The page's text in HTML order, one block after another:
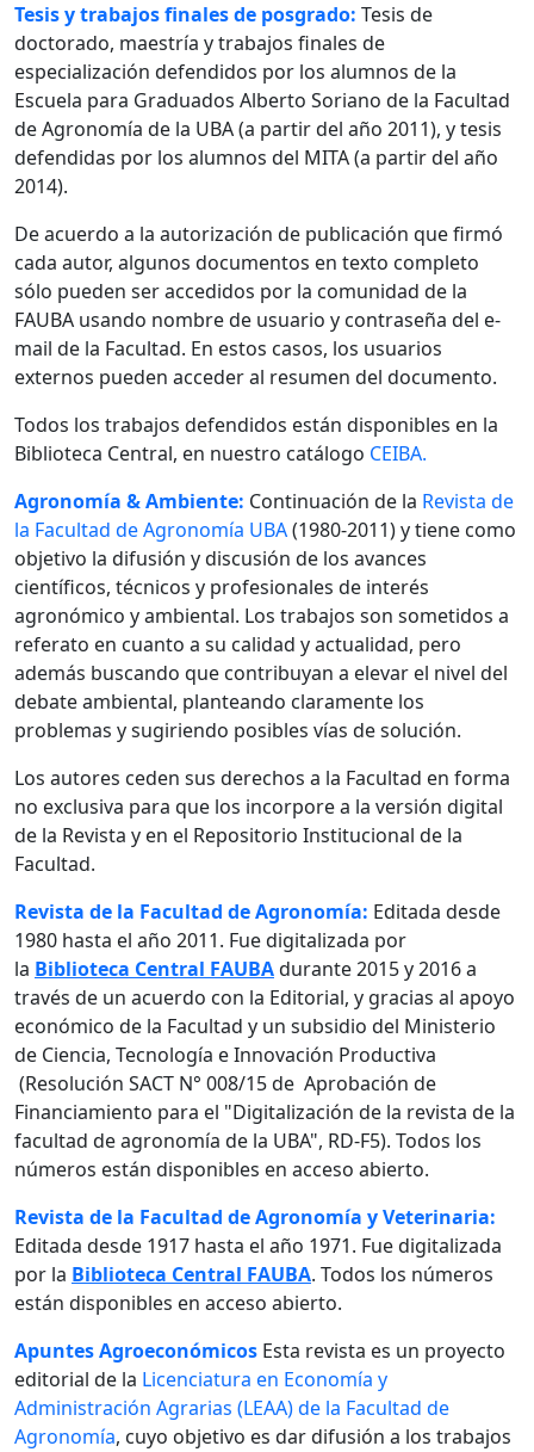
Tesis y trabajos finales de posgrado: Tesis de
doctorado, maestría y trabajos finales de
especialización defendidos por los alumnos de la
Escuela para Graduados Alberto Soriano de la Facultad
de Agronomía de la UBA (a partir del año 2011), y tesis
defendidas por los alumnos del MITA (a partir del año
2014).
De acuerdo a la autorización de publicación que firmó
cada autor, algunos documentos en texto completo
sólo pueden ser accedidos por la comunidad de la
FAUBA usando nombre de usuario y contraseña del e-
mail de la Facultad. En estos casos, los usuarios
externos pueden acceder al resumen del documento.
Todos los trabajos defendidos están disponibles en la
Biblioteca Central, en nuestro catálogo CEIBA.
Agronomía & Ambiente: Continuación de la Revista de
la Facultad de Agronomía UBA(1980-2011) y tiene como
objetivo la difusión y discusión de los avances
científicos, técnicos y profesionales de interés
agronómico y ambiental. Los trabajos son sometidos a
referato en cuanto a su calidad y actualidad, pero
además buscando que contribuyan a elevar el nivel del
debate ambiental, planteando claramente los
problemas y sugiriendo posibles vías de solución.
Los autores ceden sus derechos a la Facultad en forma
no exclusiva para que los incorpore a la versión digital
de la Revista y en el Repositorio Institucional de la
Facultad.
Revista de la Facultad de Agronomía: Editada desde
1980 hasta el año 2011. Fue digitalizada por
la Biblioteca Central FAUBAdurante 2015 y 2016 a
través de un acuerdo con la Editorial, y gracias al apoyo
económico de la Facultad y un subsidio del Ministerio
de Ciencia, Tecnología e Innovación Productiva
(Resolución SACT N° 008/15 de Aprobación de
Financiamiento para el "Digitalización de la revista de la
facultad de agronomía de la UBA", RD-F5). Todos los
números están disponibles en acceso abierto.
Revista de la Facultad de Agronomía y Veterinaria:
Editada desde 1917 hasta el año 1971. Fue digitalizada
por la Biblioteca Central FAUBA. Todos los números
están disponibles en acceso abierto.
Apuntes Agroeconómicos Esta revista es un proyecto
editorial de la Licenciatura en Economía y
Administración Agrarias (LEAA) de la Facultad de
Agronomía, cuyo objetivo es dar difusión a los trabajos